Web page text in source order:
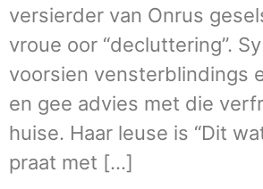
versierder van Onrus
vroue oor “decluttering”. Sy
voorsien vensterblindings
en gee advies met die
huise. Haar leuse is “Dit
praat met […]